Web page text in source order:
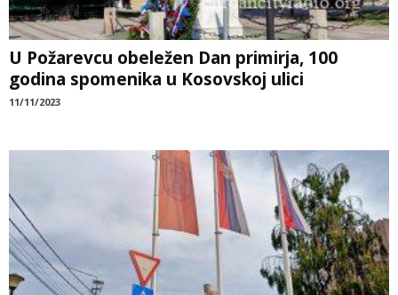
U Požarevcu obeležen Dan primirja, 100
godina spomenika u Kosovskoj ulici
11/11/2023